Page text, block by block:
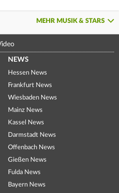
MEHR MUSIK & STARS
NEWS
Hessen News
Frankfurt News
Wiesbaden News
Mainz News
Kassel News
Darmstadt News
Offenbach News
Gießen News
Fulda News
Bayern News